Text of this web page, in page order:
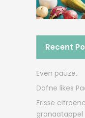
Recent
Even pauze..
Dafne likes
Frisse
granaatappel